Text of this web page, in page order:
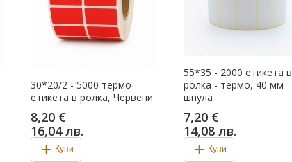
30*20/2 - 5000 термо
етикета в ролка, Червени
8,20 €
16,04 лв.
add Купи
55*35 - 2000 етикета в
ролка - термо, 40 мм
шпула
7,20 €
14,08 лв.
add Купи